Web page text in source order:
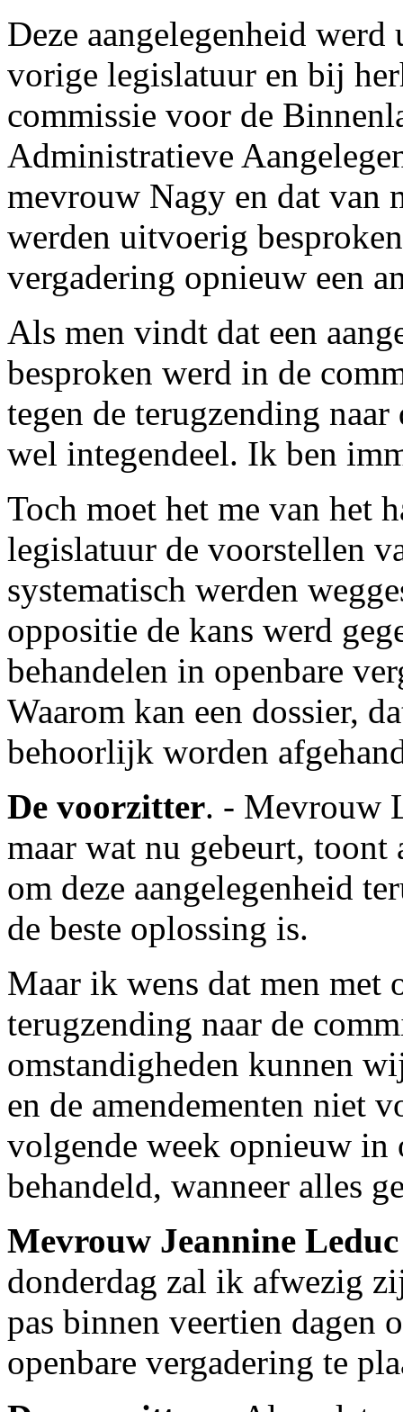
Deze aangelegenheid
vorige legislatuur en bij
commissie voor de
Administratieve
mevrouw Nagy en dat van
werden uitvoerig
vergadering opnieuw een
Als men vindt dat een
besproken werd in de
tegen de terugzending
wel integendeel. Ik ben
Toch moet het me van het
legislatuur de voorstellen
systematisch werden
oppositie de kans werd
behandelen in openbare
Waarom kan een dossier,
behoorlijk worden
De voorzitter. - Mevrouw
maar wat nu gebeurt,
om deze aangelegenheid
de beste oplossing is.
Maar ik wens dat men met
terugzending naar de
omstandigheden kunnen
en de amendementen niet
volgende week opnieuw in
behandeld, wanneer alles
Mevrouw Jeannine
donderdag zal ik afwezig
pas binnen veertien dagen
openbare vergadering te